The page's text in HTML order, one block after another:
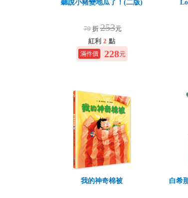
聽說小豬變地瓜了！(二版)
79 折253元
紅利 2 點
228元
我的神奇棉被
白希